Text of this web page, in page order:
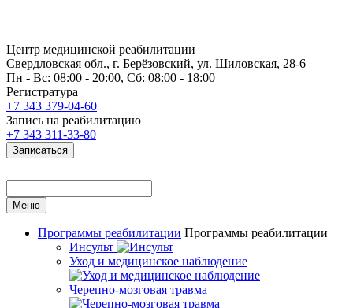
Центр медицинской реабилитации
Свердловская обл., г. Берёзовский, ул. Шиловская, 28-6
Пн - Вс: 08:00 - 20:00, Сб: 08:00 - 18:00
Регистратура
+7 343 379-04-60
Запись на реабилитацию
+7 343 311-33-80
Записаться
Меню
Программы реабилитации Программы реабилитации
Инсульт
Уход и медицинское наблюдение
Черепно-мозговая травма